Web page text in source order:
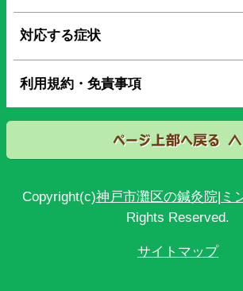
対応する症状
利用規約・免責事項
Copyright(c)神戸市灘区の鍼灸院|ミ
Rights Reserved.
サイトマップ